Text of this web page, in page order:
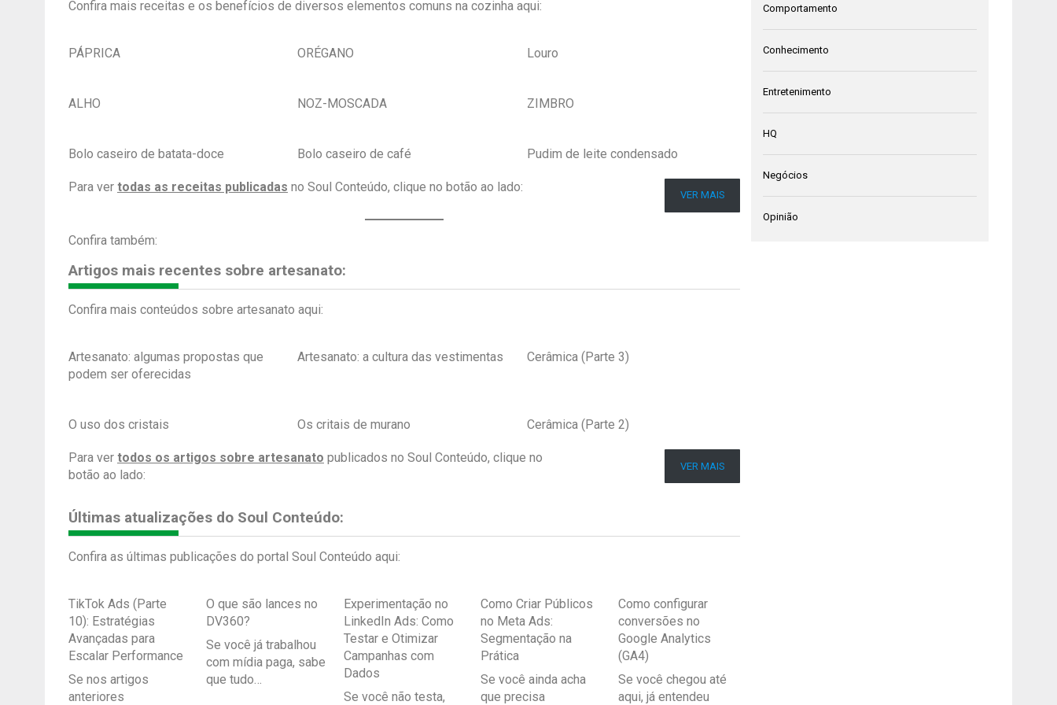
Confira mais receitas e os benefícios de diversos elementos comuns na cozinha aqui:
PÁPRICA ORÉGANO Louro
ALHO NOZ-MOSCADA ZIMBRO
Bolo caseiro de batata-doce Bolo caseiro de café Pudim de leite condensado
Para ver todas as receitas publicadas no Soul Conteúdo, clique no botão ao lado:
VER MAIS
Confira também:
Artigos mais recentes sobre artesanato:
Confira mais conteúdos sobre artesanato aqui:
Artesanato: algumas propostas que
podem ser oferecidas
Artesanato: a cultura das vestimentas Cerâmica (Parte 3)
O uso dos cristais Os critais de murano Cerâmica (Parte 2)
Para ver todos os artigos sobre artesanato publicados no Soul Conteúdo, clique no
botão ao lado:
VER MAIS
Últimas atualizações do Soul Conteúdo:
Confira as últimas publicações do portal Soul Conteúdo aqui:
TikTok Ads (Parte
10): Estratégias
Avançadas para
Escalar Performance
Se nos artigos
anteriores
O que são lances no
DV360?
Se você já trabalhou
com mídia paga, sabe
que tudo…
Experimentação no
LinkedIn Ads: Como
Testar e Otimizar
Campanhas com
Dados
Se você não testa,
Como Criar Públicos
no Meta Ads:
Segmentação na
Prática
Se você ainda acha
que precisa
Como configurar
conversões no
Google Analytics
(GA4)
Se você chegou até
aqui, já entendeu
Comportamento
Conhecimento
Entretenimento
HQ
Negócios
Opinião